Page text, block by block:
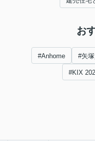
お
#Anhome #矢
#KIX